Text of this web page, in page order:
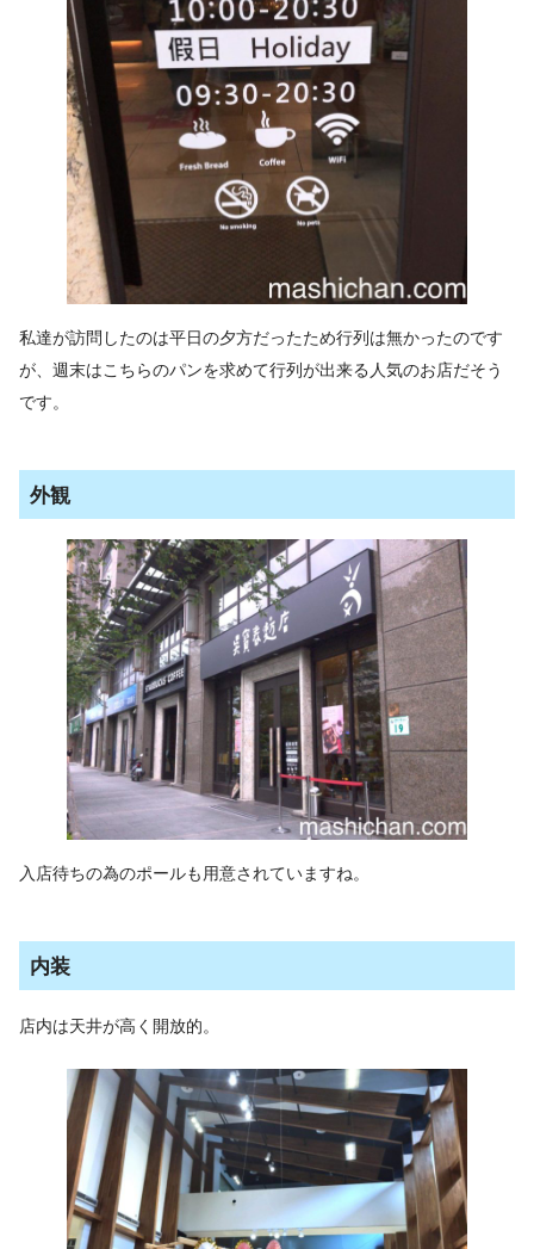
私達が訪問したのは平日の夕方だったため行列は無かったのです
が、週末はこちらのパンを求めて行列が出来る人気のお店だそう
です。
外観
入店待ちの為のポールも用意されていますね。
内装
店内は天井が高く開放的。